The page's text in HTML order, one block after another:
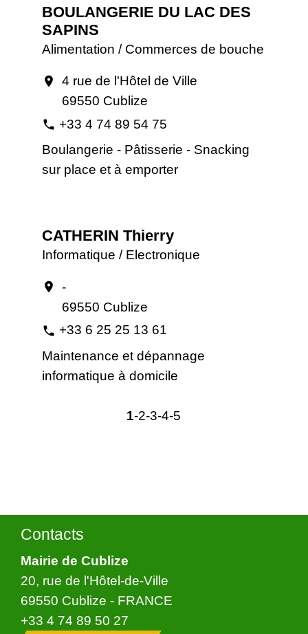
BOULANGERIE DU LAC DES
SAPINS
Alimentation / Commerces de bouche
location_on
4 rue de l'Hôtel de Ville
69550 Cublize
phone +33 4 74 89 54 75
Boulangerie - Pâtisserie - Snacking
sur place et à emporter
CATHERIN Thierry
Informatique / Electronique
location_on
-
69550 Cublize
phone +33 6 25 25 13 61
Maintenance et dépannage
informatique à domicile
1-2-3-4-5
Contacts
Mairie de Cublize
20, rue de l'Hôtel-de-Ville
69550 Cublize - FRANCE
+33 4 74 89 50 27